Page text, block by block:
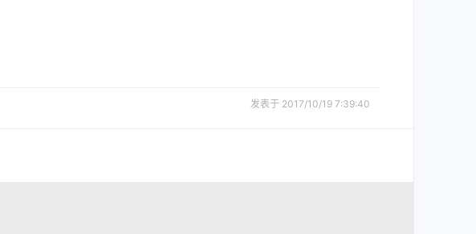
发表于 2017/10/19 7:39:40